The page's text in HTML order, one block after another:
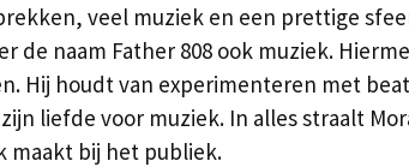
veel muziek en een prettige
de naam Father 808 ook muziek.
Hij houdt van experimenteren met
liefde voor muziek. In alles straalt
maakt bij het publiek.